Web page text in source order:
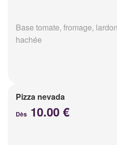
Base tomate, fromage,
hachée
Pizza nevada
Dès 10.00 €